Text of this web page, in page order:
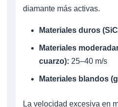
diamante más activas.
Materiales duros
Materiales
cuarzo): 25–40 m/s
Materiales blandos
La velocidad excesiva en